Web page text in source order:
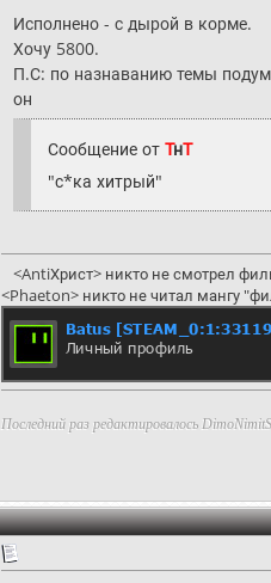
Исполнено - с дырой в корме.
Хочу 5800.
П.С: по назнаванию темы
он
Сообщение от ТнТ
"с*ка хитрый"
<AntiХрист> никто не смотрел
<Phaeton> никто не читал мангу
Последний раз редактировалось